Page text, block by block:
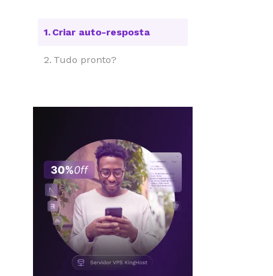
Criar auto-resposta
Tudo pronto?